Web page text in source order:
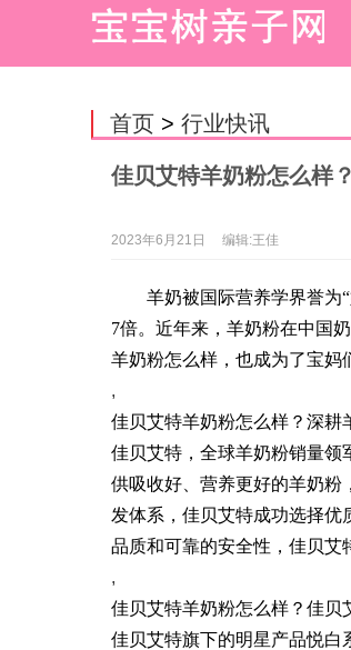
首页 > 行业快讯
佳贝艾特羊奶粉怎么样
2023年6月21日 编辑:王佳
羊奶被国际营养学界誉为
7倍。近年来，羊奶粉在中国
羊奶粉怎么样，也成为了宝妈
,
佳贝艾特羊奶粉怎么样？深耕
佳贝艾特，全球羊奶粉销量领
供吸收好、营养更好的羊奶粉
发体系，佳贝艾特成功选择
品质和可靠的安全性，佳贝艾
,
佳贝艾特羊奶粉怎么样？佳贝
佳贝艾特旗下的明星产品悦白